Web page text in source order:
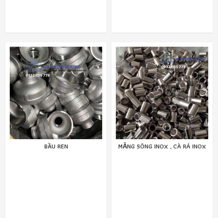
BẦU REN MĂNG SÔNG INOX , CÀ RÁ INOX